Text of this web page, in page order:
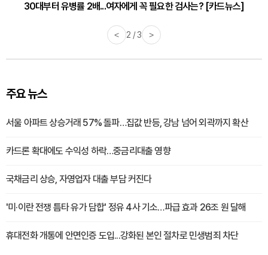
30대부터 유병률 2배...여자에게 꼭 필요한 검사는? [카드뉴스]
< 2 / 3 >
주요 뉴스
서울 아파트 상승거래 57% 돌파…집값 반등, 강남 넘어 외곽까지 확산
카드론 확대에도 수익성 하락…중금리대출 영향
국채금리 상승, 자영업자 대출 부담 커진다
'미·이란 전쟁 틈타 유가 담합' 정유 4사 기소…파급 효과 26조 원 달해
휴대전화 개통에 안면인증 도입...강화된 본인 절차로 민생범죄 차단